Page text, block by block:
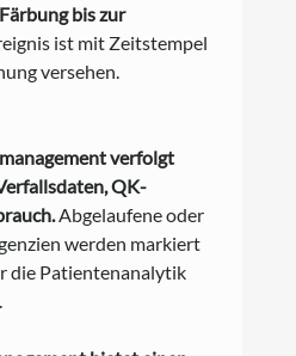
bis zur
ist mit Zeitstempel
versehen.
verfolgt
QK-
Abgelaufene oder
werden markiert
die Patientenanalytik